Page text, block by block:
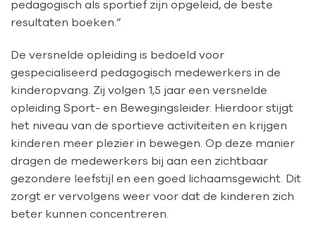
pedagogisch als sportief zijn opgeleid, de beste
resultaten boeken.”
De versnelde opleiding is bedoeld voor
gespecialiseerd pedagogisch medewerkers in de
kinderopvang. Zij volgen 1,5 jaar een versnelde
opleiding Sport- en Bewegingsleider. Hierdoor stijgt
het niveau van de sportieve activiteiten en krijgen
kinderen meer plezier in bewegen. Op deze manier
dragen de medewerkers bij aan een zichtbaar
gezondere leefstijl en een goed lichaamsgewicht. Dit
zorgt er vervolgens weer voor dat de kinderen zich
beter kunnen concentreren.